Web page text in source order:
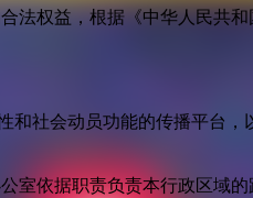
权益，根据《中华人民共
社会动员功能的传播平台
室依据职责负责本行政区域